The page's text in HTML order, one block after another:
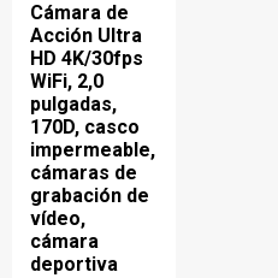
Cámara de
Acción Ultra
HD 4K/30fps
WiFi, 2,0
pulgadas,
170D, casco
impermeable,
cámaras de
grabación de
vídeo,
cámara
deportiva